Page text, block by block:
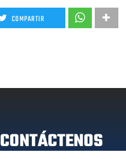
COMPARTIR
CONTÁCTENOS